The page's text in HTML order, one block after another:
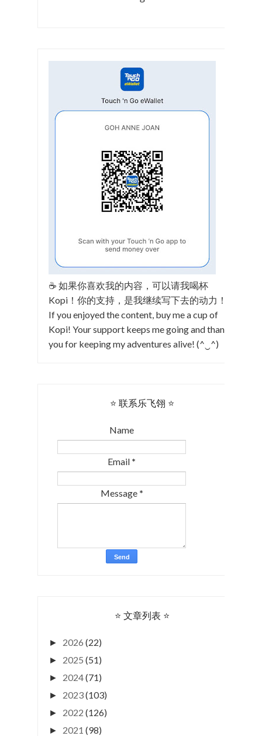
☕ 如果你喜欢我的内容，可以请我喝杯
Kopi！你的支持，是我继续写下去的动力！
If you enjoyed the content, buy me a cup of
Kopi! Your support keeps me going and thank
you for keeping my adventures alive! (^‿^)
⭐ 联系乐飞翎 ⭐
Name
Email *
Message *
⭐ 文章列表 ⭐
► 2026 (22)
► 2025 (51)
► 2024(71)
► 2023(103)
► 2022 (126)
► 2021 (98)